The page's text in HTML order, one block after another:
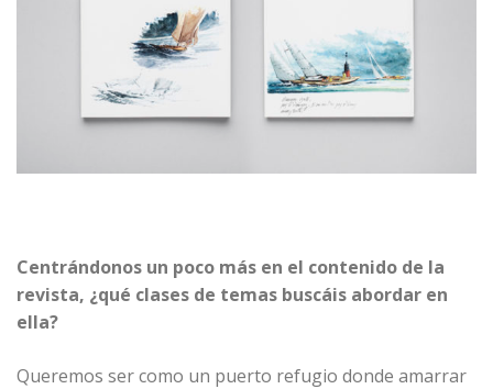
Centrándonos un poco más en el contenido de la
revista, ¿qué clases de temas buscáis abordar en
ella?
Queremos ser como un puerto refugio donde amarrar